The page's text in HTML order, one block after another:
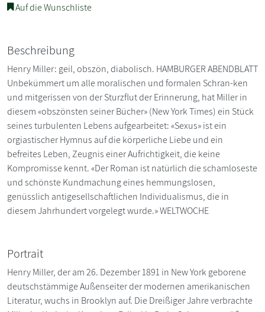
Auf die Wunschliste
Beschreibung
Henry Miller: geil, obszön, diabolisch. HAMBURGER ABENDBLATT
Unbekümmert um alle moralischen und formalen Schran-ken
und mitgerissen von der Sturzflut der Erinnerung, hat Miller in
diesem «obszönsten seiner Bücher» (New York Times) ein Stück
seines turbulenten Lebens aufgearbeitet: «Sexus» ist ein
orgiastischer Hymnus auf die körperliche Liebe und ein
befreites Leben, Zeugnis einer Aufrichtigkeit, die keine
Kompromisse kennt. «Der Roman ist natürlich die schamloseste
und schönste Kundmachung eines hemmungslosen,
genüsslich antigesellschaftlichen Individualismus, die in
diesem Jahrhundert vorgelegt wurde.» WELTWOCHE
Portrait
Henry Miller, der am 26. Dezember 1891 in New York geborene
deutschstämmige Außenseiter der modernen amerikanischen
Literatur, wuchs in Brooklyn auf. Die Dreißiger Jahre verbrachte